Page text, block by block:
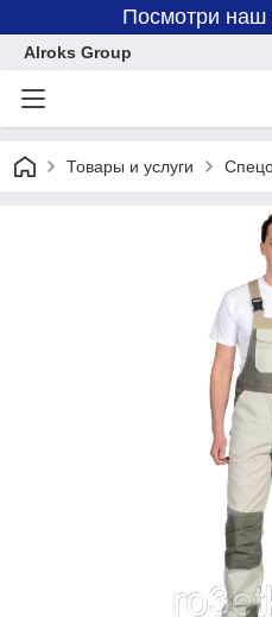
Посмотри наш
Alroks Group
Товары и услуги